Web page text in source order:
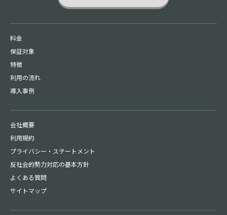
料金
保証対象
特徴
利用の流れ
導入事例
会社概要
利用規約
プライバシー・ ステートメント
反社会的勢力対応の基本方針
よくある質問
サイトマップ